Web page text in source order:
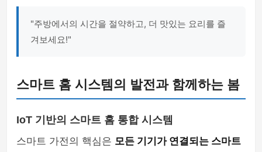
"주방에서의 시간을 절약하고, 더 맛있는 요리를 즐
겨보세요!"
스마트 홈 시스템의 발전과 함께하는 봄
IoT 기반의 스마트 홈 통합 시스템
스마트 가전의 핵심은 모든 기기가 연결되는 스마트